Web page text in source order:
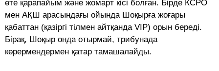
өте қарапайым және жомарт кісі болған. Бірде КСРО
мен АҚШ арасындағы ойында Шо­қыр­ға жоғары
қабаттан (қазіргі тілмен айтқанда VІP) орын береді.
Бірақ, Шоқыр онда отырмай, трибунада
көрермендермен қатар тамашалайды.